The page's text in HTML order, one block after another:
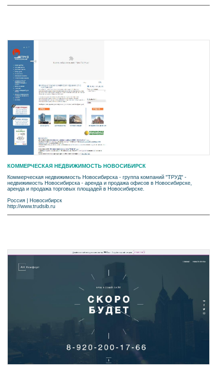
КОММЕРЧЕСКАЯ НЕДВИЖИМОСТЬ НОВОСИБИРСК
Коммерческая недвижимость Новосибирска - группа компаний "ТРУД" -
недвижимость Новосибирска - аренда и продажа офисов в Новосибирске,
аренда и продажа торговых площадей в Новосибирске.
Россия | Новосибирск
http://www.trudsib.ru